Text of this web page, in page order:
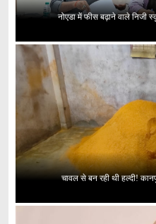
नोएडा में फीस बढ़ाने वाले निजी
चावल से बन रही थी हल्दी!